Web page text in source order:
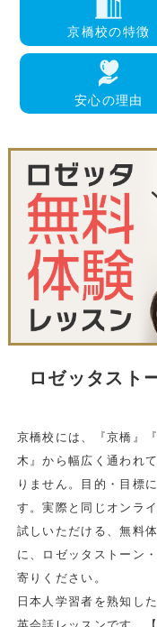
京橋校の特徴
安心の理由
ロゼッタスト
京橋校には、『京橋』
木』から幅広く通われ
りません。目的・目標
す。実際と同じオンラ
試しいただける、無料
に、ロゼッタストーン
寄りください。
日本人学習者を熟知し